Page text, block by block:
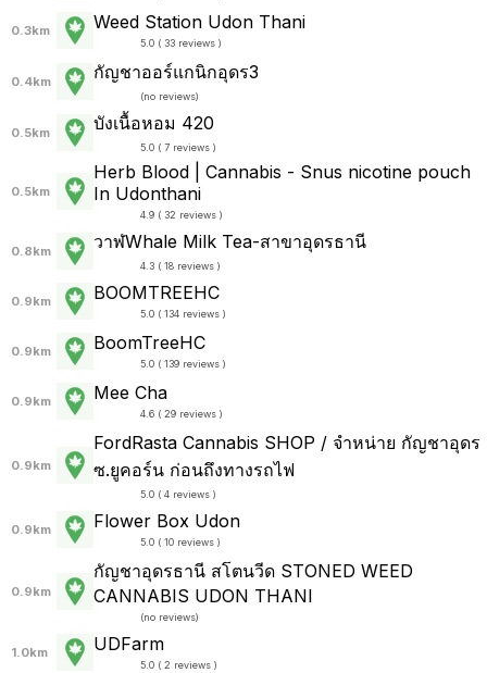
0.3km Weed Station Udon Thani
5.0 ( 33 reviews )
0.4km กัญชาออร์แกนิกอุดร3
(no reviews)
0.5km บังเนื้อหอม 420
5.0 ( 7 reviews )
0.5km
Herb Blood | Cannabis - Snus nicotine pouch
In Udonthani
4.9 ( 32 reviews )
0.8km วาฬWhale Milk Tea-สาขาอุดรธานี
4.3 ( 18 reviews )
0.9km BOOMTREEHC
5.0 ( 134 reviews )
0.9km BoomTreeHC
5.0 ( 139 reviews )
0.9km Mee Cha
4.6 ( 29 reviews )
0.9km
FordRasta Cannabis SHOP / จำหน่าย กัญชาอุดร
ซ.ยูคอร์น ก่อนถึงทางรถไฟ
5.0 ( 4 reviews )
0.9km Flower Box Udon
5.0 ( 10 reviews )
0.9km
กัญชาอุดรธานี สโตนวีด STONED WEED
CANNABIS UDON THANI
(no reviews)
1.0km UDFarm
5.0 ( 2 reviews )